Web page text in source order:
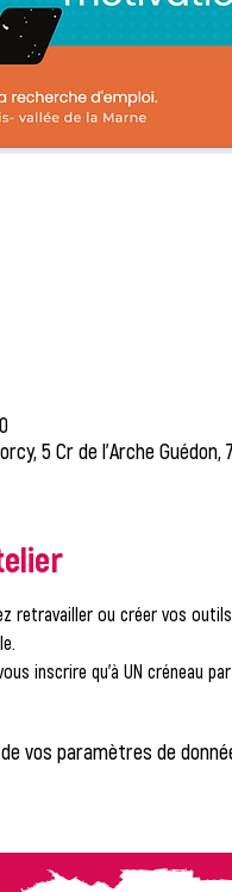
5 Cr de l'Arche Guédon,
retravailler ou créer vos
inscrire qu'à UN créneau
vos paramètres de